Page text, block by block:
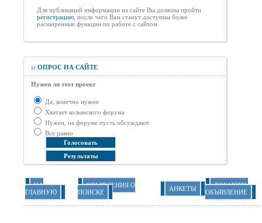
Для публикаций информации на сайте Вы должны пройти
регистрацию , после чего Вам станут доступны более
расширенные функции по работе с сайтом.
:: ОПРОС НА САЙТЕ
Нужен ли этот проект
Да, конечно нужен
Хватает колымского форума
Нужен, на форуме пусть обсуждают
Все равно
НА
ГЛАВНУЮ
ОБЪЯВЛЕНИЯ О
ПОИСКЕ
АНКЕТЫ
ДОБАВИТЬ
ОБЪЯВЛЕНИЕ